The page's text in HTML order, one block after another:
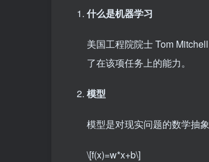
什么是机器学习
美国工程院院士 Tom
了在该项任务上的能力。
模型
模型是对现实问题的数学抽
\[f(x)=w*x+b\]